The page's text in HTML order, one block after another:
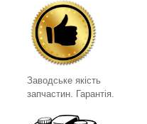
Заводське якість
запчастин. Гарантія.